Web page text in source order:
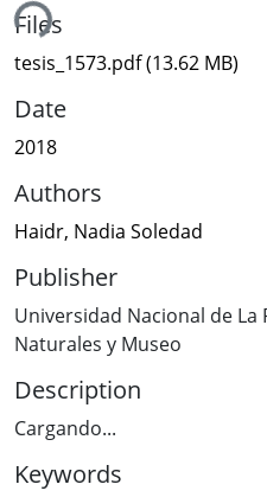
Files
tesis_1573.pdf(13.62 MB)
Date
2018
Authors
Haidr, Nadia Soledad
Publisher
Universidad Nacional de La
Naturales y Museo
Description
Cargando...
Keywords